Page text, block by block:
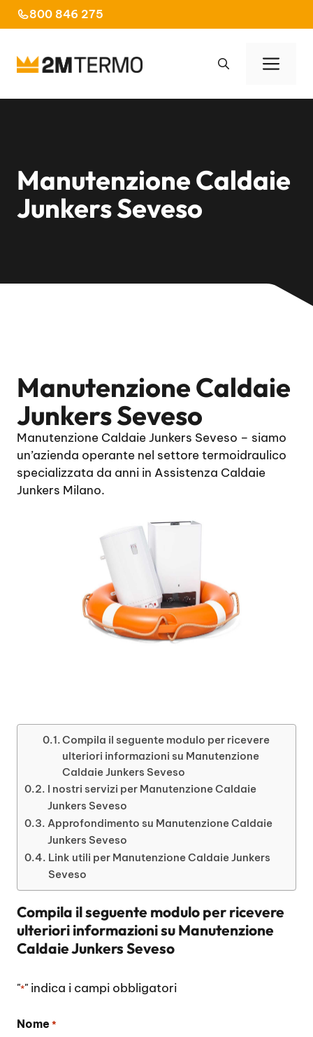
al
800 846 275
Manutenzione Caldaie
Junkers Seveso
Manutenzione Caldaie
Junkers Seveso
Manutenzione Caldaie Junkers Seveso – siamo
un’azienda operante nel settore termoidraulico
specializzata da anni in Assistenza Caldaie
Junkers Milano.
Compila il seguente modulo per ricevere
ulteriori informazioni su Manutenzione
Caldaie Junkers Seveso
I nostri servizi per Manutenzione Caldaie
Junkers Seveso
Approfondimento su Manutenzione Caldaie
Junkers Seveso
Link utili per Manutenzione Caldaie Junkers
Seveso
Compila il seguente modulo per ricevere
ulteriori informazioni suManutenzione
Caldaie Junkers Seveso
"*" indica i campi obbligatori
Nome *